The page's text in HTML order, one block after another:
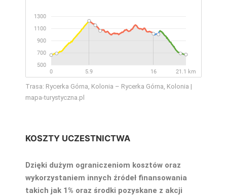
Trasa: Rycerka Górna, Kolonia – Rycerka Górna, Kolonia |
mapa-turystyczna.pl
KOSZTY UCZESTNICTWA
Dzięki dużym ograniczeniom kosztów oraz
wykorzystaniem innych źródeł finansowania
takich jak 1% oraz środki pozyskane z akcji